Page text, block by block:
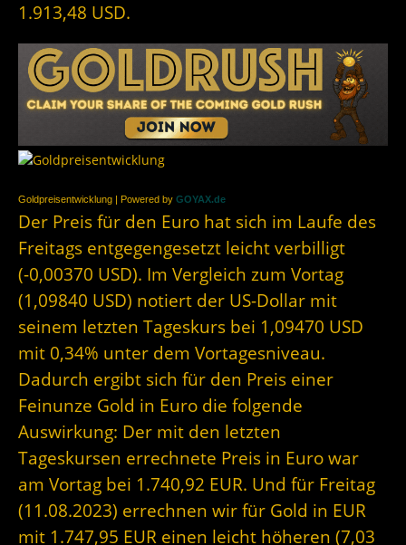
1.913,48 USD.
Goldpreisentwicklung | Powered by GOYAX.de
Der Preis für den Euro hat sich im Laufe des
Freitags entgegengesetzt leicht verbilligt
(-0,00370 USD). Im Vergleich zum Vortag
(1,09840 USD) notiert der US-Dollar mit
seinem letzten Tageskurs bei 1,09470 USD
mit 0,34% unter dem Vortagesniveau.
Dadurch ergibt sich für den Preis einer
Feinunze Gold in Euro die folgende
Auswirkung: Der mit den letzten
Tageskursen errechnete Preis in Euro war
am Vortag bei 1.740,92 EUR. Und für Freitag
(11.08.2023) errechnen wir für Gold in EUR
mit 1.747,95 EUR einen leicht höheren (7,03